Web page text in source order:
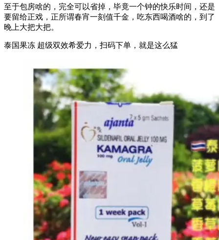
至于包房啥的，完全可以省掉，毕竟一个钟的快乐时间，还是
要留给正戏，正所谓春宵一刻值千金，吃东西喝酒啥的，到了
晚上大把大把。
泰国果冻 超级双效希爱力，扫码下单，就是这么猛